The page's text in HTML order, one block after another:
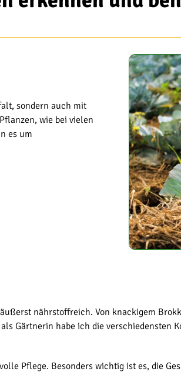
sondern auch mit
wie bei vielen
es um
nährstoffreich. Von knackigem
Gärtnerin habe ich die verschiedensten
Pflege. Besonders wichtig ist es, die